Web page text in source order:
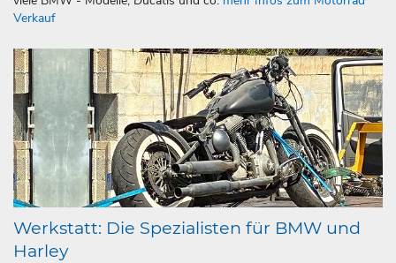
Verkauf
Werkstatt: Die Spezialisten für BMW und
Harley